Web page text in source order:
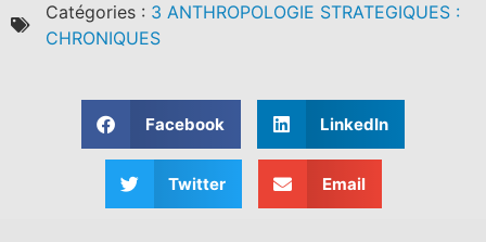
Catégories : 3 ANTHROPOLOGIE STRATEGIQUES :
CHRONIQUES
Facebook LinkedIn
Twitter Email